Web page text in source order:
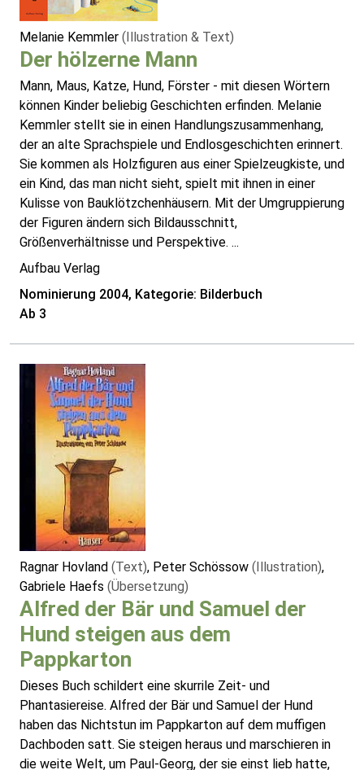
Melanie Kemmler (Illustration & Text)
Der hölzerne Mann
Mann, Maus, Katze, Hund, Förster - mit diesen Wörtern
können Kinder beliebig Geschichten erfinden. Melanie
Kemmler stellt sie in einen Handlungszusammenhang,
der an alte Sprachspiele und Endlosgeschichten erinnert.
Sie kommen als Holzfiguren aus einer Spielzeugkiste, und
ein Kind, das man nicht sieht, spielt mit ihnen in einer
Kulisse von Bauklötzchenhäusern. Mit der Umgruppierung
der Figuren ändern sich Bildausschnitt,
Größenverhältnisse und Perspektive. ...
Aufbau Verlag
Nominierung 2004, Kategorie: Bilderbuch
Ab 3
Ragnar Hovland (Text), Peter Schössow (Illustration),
Gabriele Haefs (Übersetzung)
Alfred der Bär und Samuel der
Hund steigen aus dem
Pappkarton
Dieses Buch schildert eine skurrile Zeit- und
Phantasiereise. Alfred der Bär und Samuel der Hund
haben das Nichtstun im Pappkarton auf dem muffigen
Dachboden satt. Sie steigen heraus und marschieren in
die weite Welt, um Paul-Georg, der sie einst lieb hatte,